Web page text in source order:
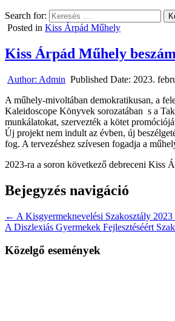
Search for:
Posted in Kiss Árpád Műhely
Kiss Árpád Műhely
Author: Admin Published Date: 2023.
A műhely-mivoltában demokratikusan, a
Kaleidoscope Könyvek sorozatában s a
munkálatokat, szervezték a kötet
Új projekt nem indult az évben, új
fog. A tervezéshez szívesen fogadja a
2023-ra a soron következő debreceni Kiss
Bejegyzés navigáció
← A Kisgyermeknevelési Szakosztály 2023
A Diszlexiás Gyermekek Fejlesztéséért
Közelgő események